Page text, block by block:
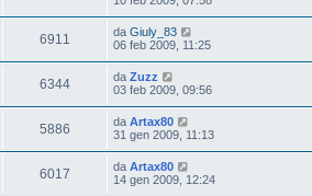
6911 da Giuly_83
06 feb 2009, 11:25
6344 da Zuzz
03 feb 2009, 09:56
5886 da Artax80
31 gen 2009, 11:13
6017 da Artax80
14 gen 2009, 12:24